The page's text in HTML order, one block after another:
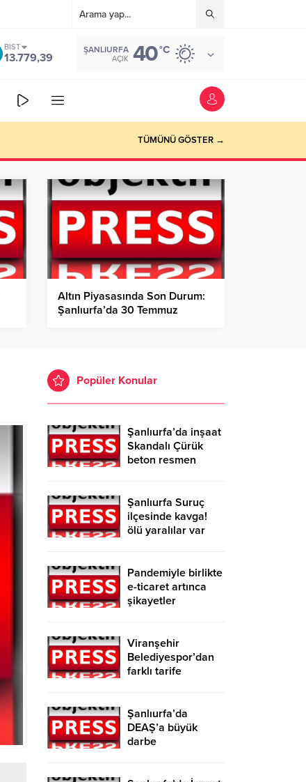
BIST
13.779,39
ŞANLIURFA
AÇIK 40°C
TÜMÜNÜ GÖSTER →
Altın Piyasasında Son Durum:
Şanlıurfa’da 30 Temmuz
Popüler Konular
Şanlıurfa’da inşaat
Skandalı Çürük
beton resmen
Şanlıurfa Suruç
ilçesinde kavga!
ölü yaralılar var
Pandemiyle birlikte
e-ticaret artınca
şikayetler
Viranşehir
Belediyespor’dan
farklı tarife
Şanlıurfa’da
DEAŞ’a büyük
darbe